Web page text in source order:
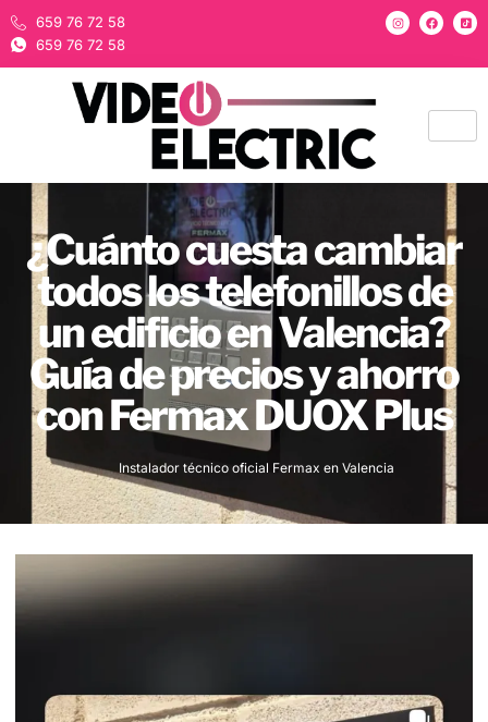
659 76 72 58
659 76 72 58
¿Cuánto cuesta cambiar
todos los telefonillos de
un edificio en Valencia?
Guía de precios y ahorro
con Fermax DUOX Plus
Instalador técnico oficial Fermax en Valencia